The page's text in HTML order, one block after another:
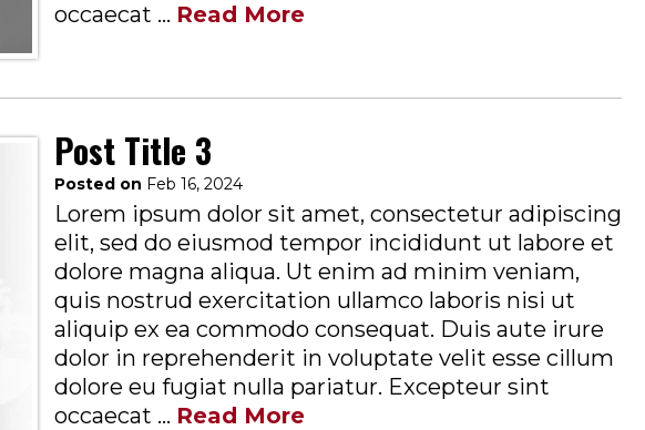
occaecat ... Read More
Post Title 3
Posted on Feb 16, 2024
Lorem ipsum dolor sit amet, consectetur adipiscing
elit, sed do eiusmod tempor incididunt ut labore et
dolore magna aliqua. Ut enim ad minim veniam,
quis nostrud exercitation ullamco laboris nisi ut
aliquip ex ea commodo consequat. Duis aute irure
dolor in reprehenderit in voluptate velit esse cillum
dolore eu fugiat nulla pariatur. Excepteur sint
occaecat ... Read More